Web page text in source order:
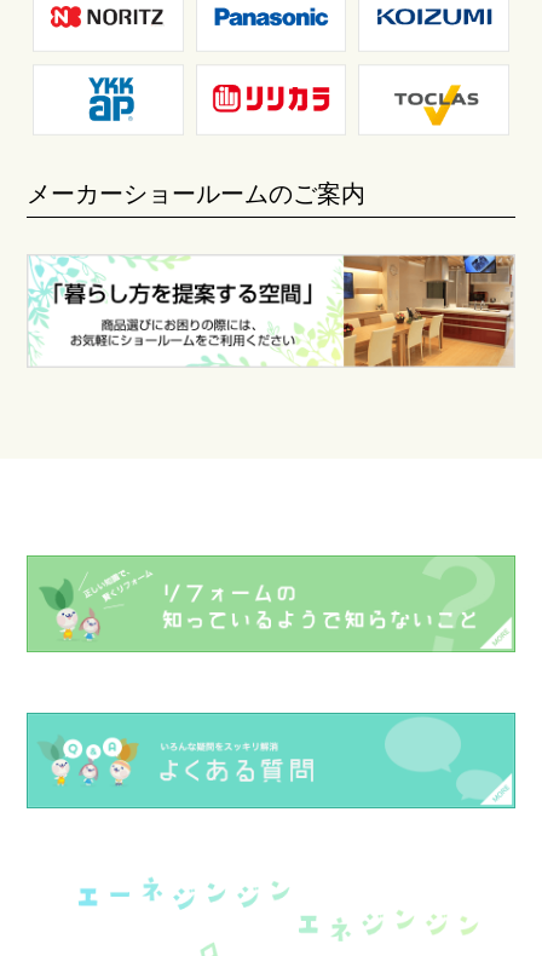
メーカーショールームのご案内